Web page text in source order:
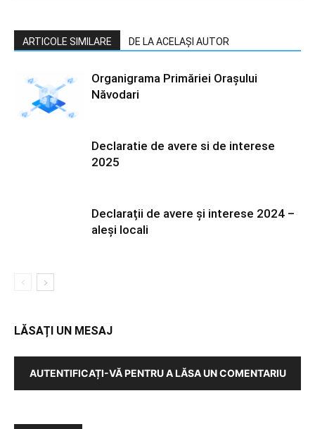
ARTICOLE SIMILARE DE LA ACELAȘI AUTOR
Organigrama Primăriei Orașului
Năvodari
Declaratie de avere si de interese
2025
Declarații de avere și interese 2024 –
aleși locali
LĂSAȚI UN MESAJ
AUTENTIFICAȚI-VĂ PENTRU A LĂSA UN COMENTARIU